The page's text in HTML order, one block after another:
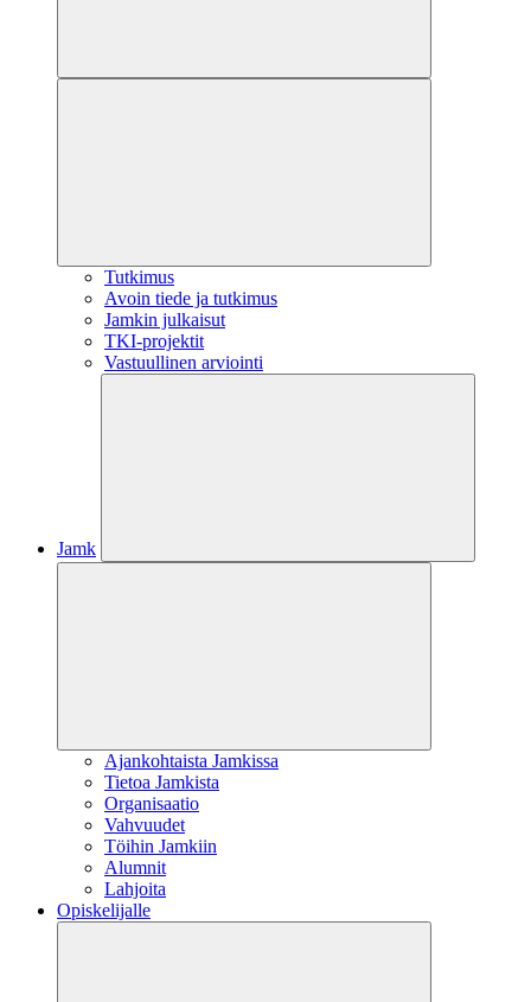
Tutkimus
Avoin tiede ja tutkimus
Jamkin julkaisut
TKI-projektit
Vastuullinen arviointi
Jamk
Ajankohtaista Jamkissa
Tietoa Jamkista
Organisaatio
Vahvuudet
Töihin Jamkiin
Alumnit
Lahjoita
Opiskelijalle